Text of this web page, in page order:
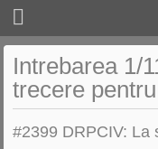
CHESTIONARE
LEGISLATIE
CURSURI
Intrebarea 1/
trecere
#2399 DRPCIV: La